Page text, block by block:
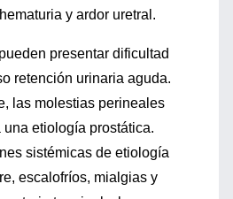
y ardor uretral.
presentar dificultad
retención urinaria aguda.
las molestias perineales
etiología prostática.
sistémicas de etiología
escalofríos, mialgias y